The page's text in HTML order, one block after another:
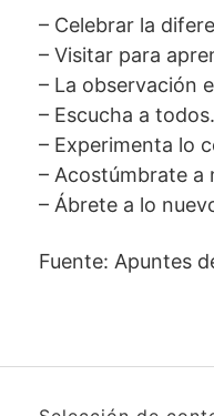
– Celebrar la
– Visitar para
– La observación
– Escucha a todos.
– Experimenta lo
– Acostúmbrate a
– Ábrete a lo
Fuente: Apuntes